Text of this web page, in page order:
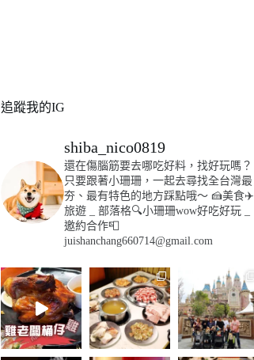
追蹤我的IG
shiba_nico0819
還在傷腦筋要去哪吃好料，找好玩嗎？
只要跟著小珊珊，一起去尋找全台灣最
夯、最有特色的地方踩點哦～ 🍰美食✈️
旅遊
部落格🔍小珊珊wow好吃好玩
邀約合作📮
juishanchang660714@gmail.com